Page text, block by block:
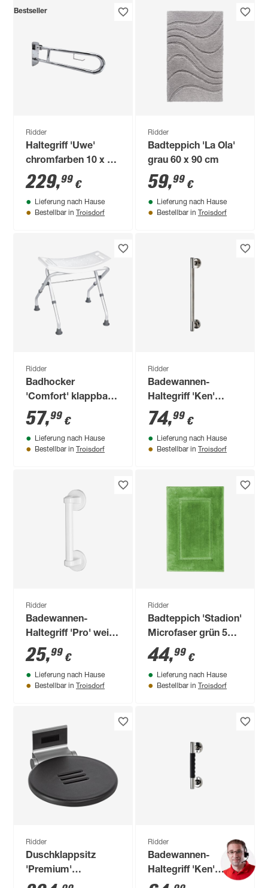
Bestseller
Ridder
Haltegriff 'Uwe'
chromfarben 10 x 79
cm
229,99 €
Lieferung nach Hause
Bestellbar in Troisdorf
Ridder
Badteppich 'La Ola'
grau 60 x 90 cm
59,99 €
Lieferung nach Hause
Bestellbar in Troisdorf
Ridder
Badhocker
'Comfort' klappbar,
weiß, 51 cm, bis 110
kg
57,99 €
Lieferung nach Hause
Bestellbar in Troisdorf
Ridder
Badewannen-
Haltegriff 'Ken'
chromfarben 60 cm
bis 110 kg
74,99 €
Lieferung nach Hause
Bestellbar in Troisdorf
Ridder
Badewannen-
Haltegriff 'Pro' weiß
30 cm bis 110 kg
25,99 €
Lieferung nach Hause
Bestellbar in Troisdorf
Ridder
Badteppich 'Stadion'
Microfaser grün 55 x
85 cm
44,99 €
Lieferung nach Hause
Bestellbar in Troisdorf
Ridder
Duschklappsitz
'Premium'
silbern/schwarz, Ø
Ridder
Badewannen-
Haltegriff 'Ken'
chromfarben